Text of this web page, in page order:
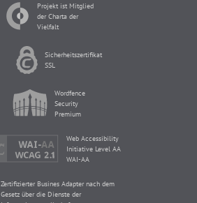
Projekt ist Mitglied
der Charta der
Vielfalt
Sicherheitszertifikat
SSL
Wordfence
Security
Premium
Web Accessibility
Initiative Level AA
WAI-AA
Zertifizierter Busines Adapter nach dem
Gesetz über die Dienste der